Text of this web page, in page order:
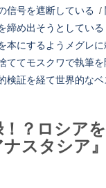
信号を遮断している /
締め出そうとしている
本にするようメグレ
ててモスクワで執筆
検証を経て世界的な
？ロシア
スタシア